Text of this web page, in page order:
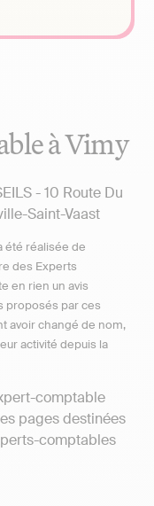
à Vimy
- 10 Route Du
Saint-Vaast
été réalisée de
des Experts
en rien un avis
proposés par ces
avoir changé de nom,
activité depuis la
comptable
pages destinées
comptables